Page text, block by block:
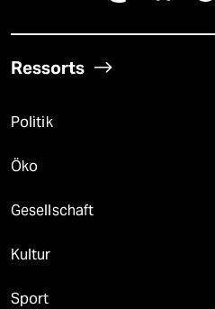
Ressorts
Politik
Öko
Gesellschaft
Kultur
Sport